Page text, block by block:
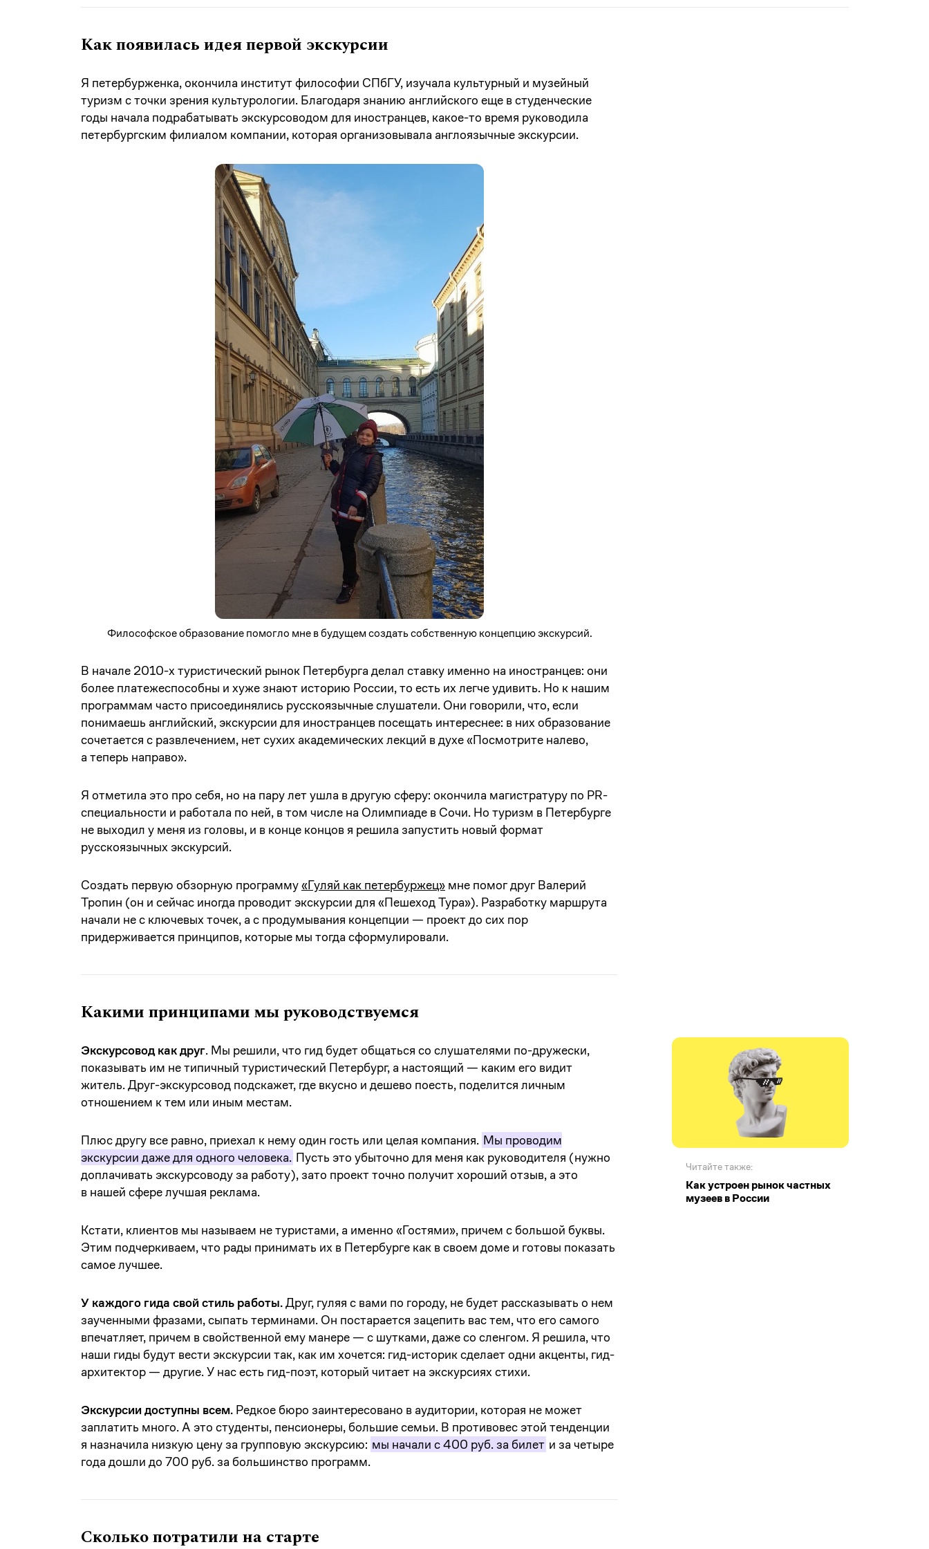
Как появилась идея первой экскурсии
Я петербурженка, окончила институт философии СПбГУ, изучала культурный и музейный
туризм с точки зрения культурологии. Благодаря знанию английского еще в студенческие
годы начала подрабатывать экскурсоводом для иностранцев, какое-то время руководила
петербургским филиалом компании, которая организовывала англоязычные экскурсии.
Философское образование помогло мне в будущем создать собственную концепцию экскурсий.
В начале 2010-х туристический рынок Петербурга делал ставку именно на иностранцев: они
более платежеспособны и хуже знают историю России, то есть их легче удивить. Но к нашим
программам часто присоединялись русскоязычные слушатели. Они говорили, что, если
понимаешь английский, экскурсии для иностранцев посещать интереснее: в них образование
сочетается с развлечением, нет сухих академических лекций в духе «Посмотрите налево,
а теперь направо».
Я отметила это про себя, но на пару лет ушла в другую сферу: окончила магистратуру по PR-
специальности и работала по ней, в том числе на Олимпиаде в Сочи. Но туризм в Петербурге
не выходил у меня из головы, и в конце концов я решила запустить новый формат
русскоязычных экскурсий.
Создать первую обзорную программу«Гуляй как петербуржец» мне помог друг Валерий
Тропин (он и сейчас иногда проводит экскурсии для «Пешеход Тура»). Разработку маршрута
начали не с ключевых точек, а с продумывания концепции — проект до сих пор
придерживается принципов, которые мы тогда сформулировали.
Какими принципами мы руководствуемся
Читайте также:
Как устроен рынок частных
музеев в России
Экскурсовод как друг. Мы решили, что гид будет общаться со слушателями по-дружески,
показывать им не типичный туристический Петербург, а настоящий — каким его видит
житель. Друг-экскурсовод подскажет, где вкусно и дешево поесть, поделится личным
отношением к тем или иным местам.
Плюс другу все равно, приехал к нему один гость или целая компания. Мы проводим
экскурсии даже для одного человека. Пусть это убыточно для меня как руководителя (нужно
доплачивать экскурсоводу за работу), зато проект точно получит хороший отзыв, а это
в нашей сфере лучшая реклама.
Кстати, клиентов мы называем не туристами, а именно «Гостями», причем с большой буквы.
Этим подчеркиваем, что рады принимать их в Петербурге как в своем доме и готовы показать
самое лучшее.
У каждого гида свой стиль работы.Друг, гуляя с вами по городу, не будет рассказывать о нем
заученными фразами, сыпать терминами. Он постарается зацепить вас тем, что его самого
впечатляет, причем в свойственной ему манере — с шутками, даже со сленгом. Я решила, что
наши гиды будут вести экскурсии так, как им хочется: гид-историк сделает одни акценты, гид-
архитектор — другие. У нас есть гид-поэт, который читает на экскурсиях стихи.
Экскурсии доступны всем. Редкое бюро заинтересовано в аудитории, которая не может
заплатить много. А это студенты, пенсионеры, большие семьи. В противовес этой тенденции
я назначила низкую цену за групповую экскурсию: мы начали с 400 руб. за билет и за четыре
года дошли до 700 руб. за большинство программ.
Сколько потратили на старте